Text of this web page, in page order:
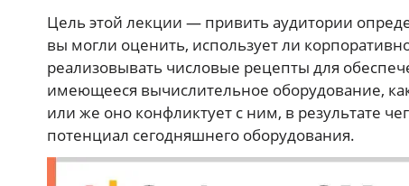
Цель этой лекции — привить аудитории
вы могли оценить, использует ли
реализовывать числовые рецепты для
имеющееся вычислительное оборудование,
или же оно конфликтует с ним, в результате
потенциал сегодняшнего оборудования.